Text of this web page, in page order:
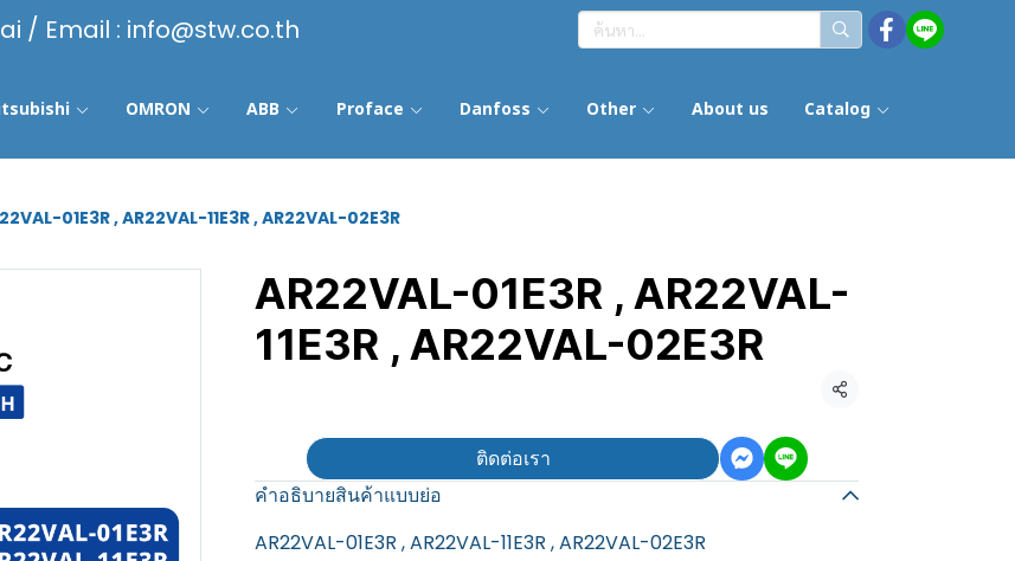
/ Email : info@stw.co.th
OMRON ABB Proface Danfoss Other About us Catalog
01E3R , AR22VAL-11E3R , AR22VAL-02E3R
AR22VAL-01E3R , AR22VAL-
11E3R , AR22VAL-02E3R
แชร์
ติดต่อเรา
คำอธิบายสินค้าแบบย่อ
AR22VAL-01E3R , AR22VAL-11E3R , AR22VAL-02E3R